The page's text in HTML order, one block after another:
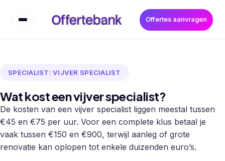
Offertes aanvragen
SPECIALIST: VIJVER SPECIALIST
Wat kost een vijver specialist?
De kosten van een vijver specialist liggen meestal tussen
€45 en €75 per uur. Voor een complete klus betaal je
vaak tussen €150 en €900, terwijl aanleg of grote
renovatie kan oplopen tot enkele duizenden euro’s.